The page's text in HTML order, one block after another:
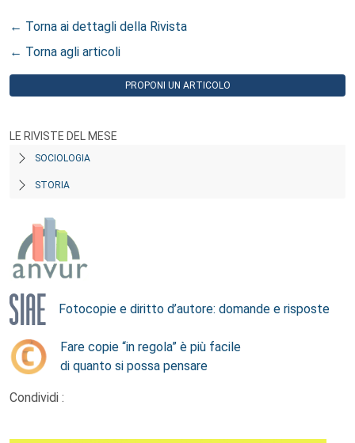
← Torna ai dettagli della Rivista
← Torna agli articoli
PROPONI UN ARTICOLO
LE RIVISTE DEL MESE
SOCIOLOGIA
STORIA
Fotocopie e diritto d’autore: domande e risposte
Fare copie “in regola” è più facile
di quanto si possa pensare
Condividi :